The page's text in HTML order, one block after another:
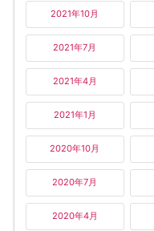
2021年10月
2021年7月
2021年4月
2021年1月
2020年10月
2020年7月
2020年4月